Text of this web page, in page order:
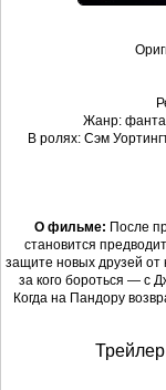
Жанр:
В ролях: Сэм
О фильме: После
становится
защите новых друзей от
за кого бороться — с
Когда на Пандору